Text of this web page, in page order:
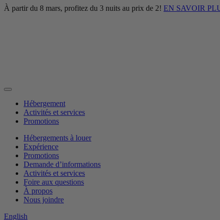
À partir du 8 mars, profitez du 3 nuits au prix de 2! EN SAVOIR
Hébergement
Activités et services
Promotions
Hébergements à louer
Expérience
Promotions
Demande d’informations
Activités et services
Foire aux questions
À propos
Nous joindre
English